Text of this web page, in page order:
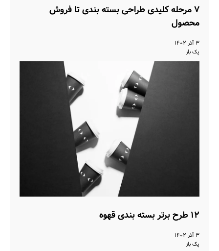
۷ مرحله کلیدی طراحی بسته بندی تا فروش
محصول
۳ آذر ۱۴۰۲
پک باز
۱۲ طرح برتر بسته بندی قهوه
۳ آذر ۱۴۰۲
پک باز